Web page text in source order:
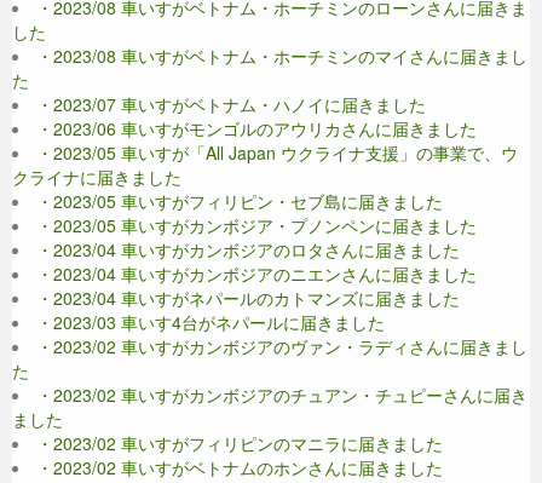
・2023/08 車いすがベトナム・ホーチミンのローンさんに届きま
した
・2023/08 車いすがベトナム・ホーチミンのマイさんに届きまし
た
・2023/07 車いすがベトナム・ハノイに届きました
・2023/06 車いすがモンゴルのアウリカさんに届きました
・2023/05 車いすが「All Japan ウクライナ支援」の事業で、ウ
クライナに届きました
・2023/05 車いすがフィリピン・セブ島に届きました
・2023/05 車いすがカンボジア・プノンペンに届きました
・2023/04 車いすがカンボジアのロタさんに届きました
・2023/04 車いすがカンボジアのニエンさんに届きました
・2023/04 車いすがネパールのカトマンズに届きました
・2023/03 車いす4台がネパールに届きました
・2023/02 車いすがカンボジアのヴァン・ラディさんに届きまし
た
・2023/02 車いすがカンボジアのチュアン・チュピーさんに届き
ました
・2023/02 車いすがフィリピンのマニラに届きました
・2023/02 車いすがベトナムのホンさんに届きました